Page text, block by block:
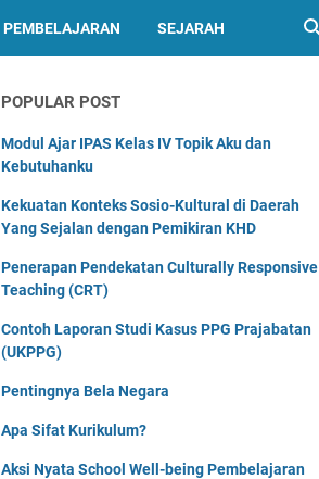
PEMBELAJARAN SEJARAH
POPULAR POST
Modul Ajar IPAS Kelas IV Topik Aku dan
Kebutuhanku
Kekuatan Konteks Sosio-Kultural di Daerah
Yang Sejalan dengan Pemikiran KHD
Penerapan Pendekatan Culturally Responsive
Teaching (CRT)
Contoh Laporan Studi Kasus PPG Prajabatan
(UKPPG)
Pentingnya Bela Negara
Apa Sifat Kurikulum?
Aksi Nyata School Well-being Pembelajaran